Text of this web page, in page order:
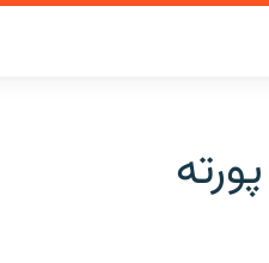
د کورونا وړحنو شمېر تر ۵۷۱۶ پورته